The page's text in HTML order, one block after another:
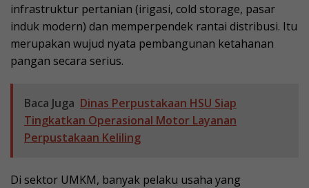
infrastruktur pertanian (irigasi, cold storage, pasar
induk modern) dan memperpendek rantai distribusi. Itu
merupakan wujud nyata pembangunan ketahanan
pangan secara serius.
Baca Juga Dinas Perpustakaan HSU Siap
Tingkatkan Operasional Motor Layanan
Perpustakaan Keliling
Di sektor UMKM, banyak pelaku usaha yang